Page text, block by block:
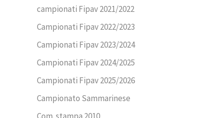
campionati Fipav 2021/2022
Campionati Fipav 2022/2023
Campionati Fipav 2023/2024
Campionati Fipav 2024/2025
Campionati Fipav 2025/2026
Campionato Sammarinese